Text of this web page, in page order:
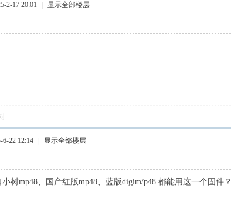
2-17 20:01 显示全部楼层
6-22 12:14 显示全部楼层
树mp48、国产红版mp48、蓝版digim/p48 都能用这一个固件？